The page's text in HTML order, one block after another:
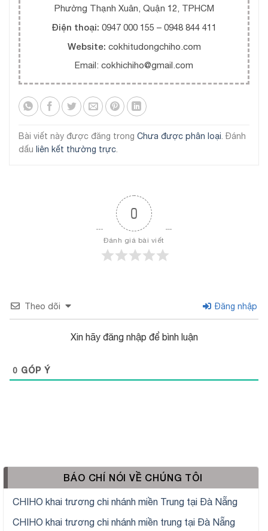
Phường Thạnh Xuân, Quận 12, TPHCM
Điện thoại: 0947 000 155 – 0948 844 411
Website: cokhitudongchiho.com
Email: cokhichiho@gmail.com
Bài viết này được đăng trong Chưa được phân loại . Đánh
dấu liên kết thường trực
0
Đánh giá bài viết
Theo dõi Đăng nhập
Xin hãy đăng nhập để bình luận
0 GÓP Ý
BÁO CHÍ NÓI VỀ CHÚNG TÔI
CHIHO khai trương chi nhánh miền Trung tại Đà Nẵng
CHIHO khai trương chi nhánh miền trung tại Đà Nẵng